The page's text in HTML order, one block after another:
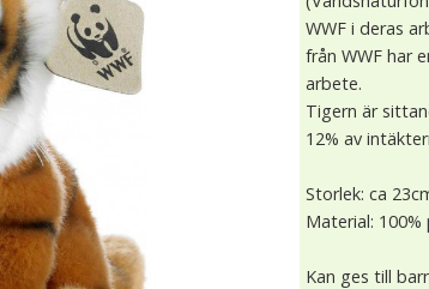
WWF i deras
från WWF har
arbete.
Tigern är
12% av
Storlek: ca
Material: 100%
Kan ges till